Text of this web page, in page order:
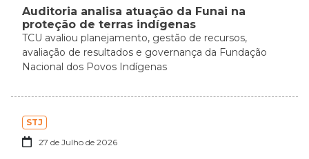
Auditoria analisa atuação da Funai na
proteção de terras indígenas
TCU avaliou planejamento, gestão de recursos,
avaliação de resultados e governança da Fundação
Nacional dos Povos Indígenas
STJ
27 de Julho de 2026